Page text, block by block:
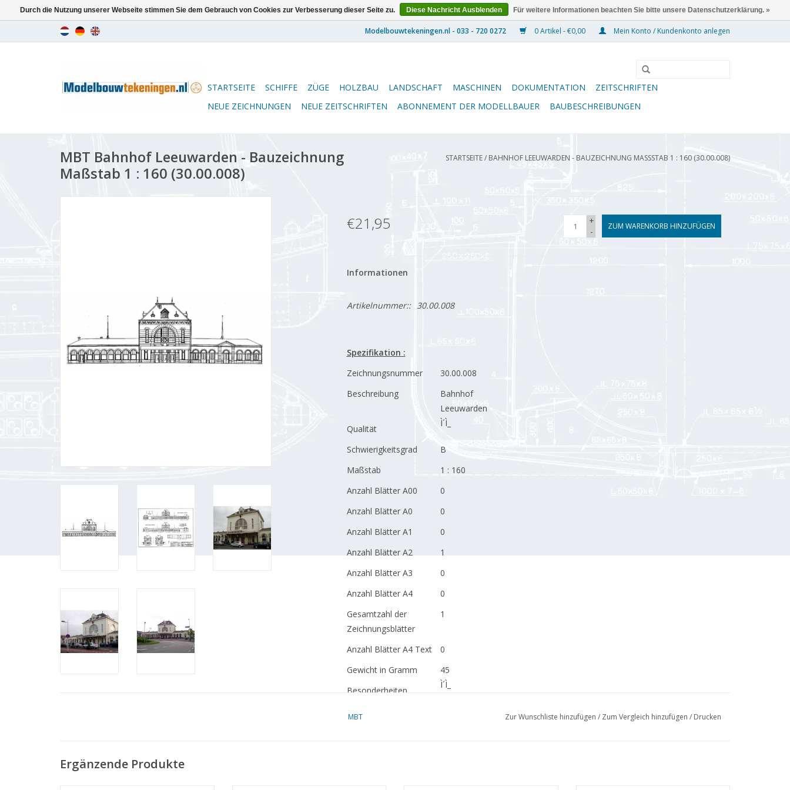
0 Artikel - €0,00 Mein Konto / Kundenkonto anlegen
STARTSEITE SCHIFFE ZÜGE HOLZBAU LANDSCHAFT MASCHINEN DOKUMENTATION
ZEITSCHRIFTEN
NEUE ZEICHNUNGEN
NEUE ZEITSCHRIFTEN ABONNEMENT DER MODELLBAUER BAUBESCHREIBUNGEN
MBT Bahnhof Leeuwarden - Bauzeichnung
Maßstab 1 : 160 (30.00.008)
STARTSEITE/ BAHNHOF LEEUWARDEN - BAUZEICHNUNG MASSSTAB 1 : 160 (30.00.008)
€21,95
+
-
ZUM WARENKORB HINZUFÜGEN
Informationen
Artikelnummer:: 30.00.008
Spezifikation :
Zeichnungsnummer
30.00.008
Beschreibung
Bahnhof
Leeuwarden
Qualität
Ì´Ì_
Schwierigkeitsgrad
B
Maßstab
1 : 160
Anzahl Blätter A00
0
Anzahl Blätter A0
0
Anzahl Blätter A1
0
Anzahl Blätter A2
1
Anzahl Blätter A3
0
Anzahl Blätter A4
0
Gesamtzahl der
Zeichnungsblätter
1
Anzahl Blätter A4 Text
0
Gewicht in Gramm
45
Besonderheiten
Ì´Ì_
MBT Zur Wunschliste hinzufügen / Zum Vergleich hinzufügen / Drucken
Ergänzende Produkte
Durch die Nutzung unserer Webseite stimmen Sie dem Gebrauch von Cookies zur Verbesserung dieser Seite zu. Diese Nachricht Ausblenden Für weitere Informationen beachten Sie bitte unsere Datenschutzerklärung. »